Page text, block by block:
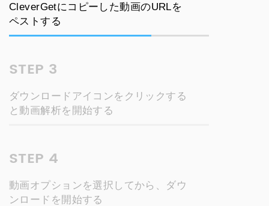
CleverGetにコピーした動画のURLを
ペストする
STEP 3
ダウンロードアイコンをクリックする
と動画解析を開始する
STEP 4
動画オプションを選択してから、ダウ
ンロードを開始する